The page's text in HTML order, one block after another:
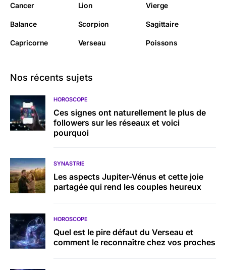
Cancer Lion Vierge
Balance Scorpion Sagittaire
Capricorne Verseau Poissons
Nos récents sujets
HOROSCOPE
Ces signes ont naturellement le plus de
followers sur les réseaux et voici
pourquoi
SYNASTRIE
Les aspects Jupiter-Vénus et cette joie
partagée qui rend les couples heureux
HOROSCOPE
Quel est le pire défaut du Verseau et
comment le reconnaître chez vos proches